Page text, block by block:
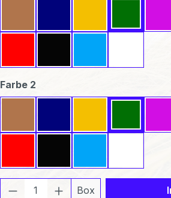
Farbe 2
Produkt Anzahl: Gib
Box